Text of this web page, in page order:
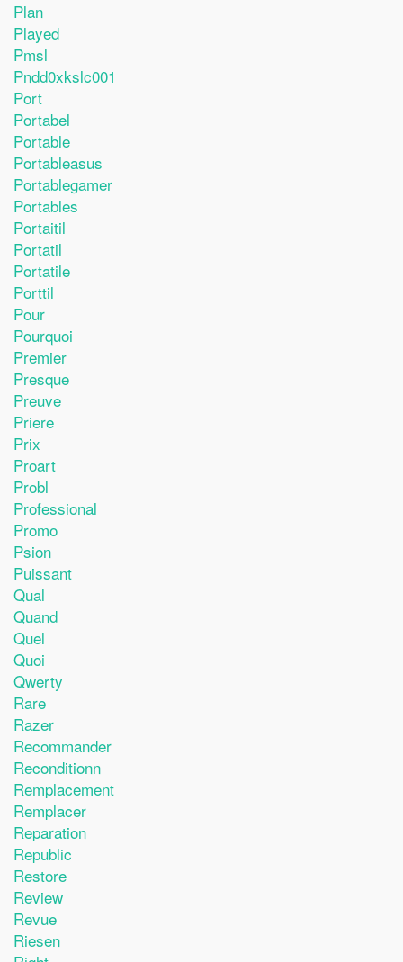
Plan
Played
Pmsl
Pndd0xkslc001
Port
Portabel
Portable
Portableasus
Portablegamer
Portables
Portaitil
Portatil
Portatile
Porttil
Pour
Pourquoi
Premier
Presque
Preuve
Priere
Prix
Proart
Probl
Professional
Promo
Psion
Puissant
Qual
Quand
Quel
Quoi
Qwerty
Rare
Razer
Recommander
Reconditionn
Remplacement
Remplacer
Reparation
Republic
Restore
Review
Revue
Riesen